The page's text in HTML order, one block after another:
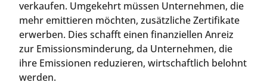
verkaufen. Umgekehrt müssen Unternehmen, die
mehr emittieren möchten, zusätzliche Zertifikate
erwerben. Dies schafft einen finanziellen Anreiz
zur Emissionsminderung, da Unternehmen, die
ihre Emissionen reduzieren, wirtschaftlich belohnt
werden.